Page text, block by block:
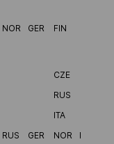
NOR GER FIN
CZE
RUS
ITA
RUS GER NOR BLR